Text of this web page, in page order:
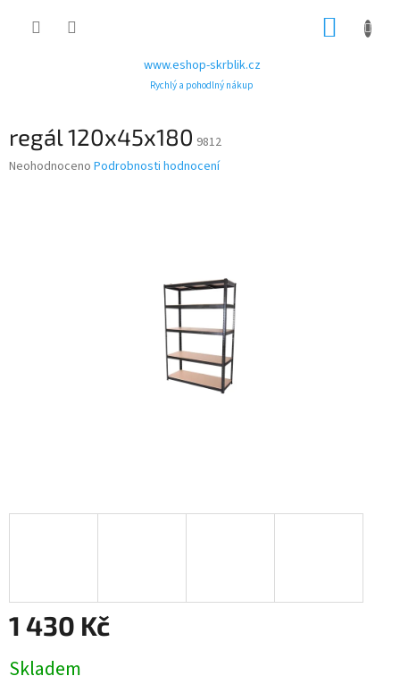
www.eshop-skrblik.cz
Rychlý a pohodlný nákup
regál 120x45x180 9812
Průměrné
Neohodnoceno Podrobnosti hodnocení
1 430 Kč
cena:
Skladem